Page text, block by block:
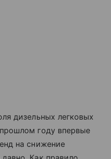
дизельных легковых
году впервые
на снижение